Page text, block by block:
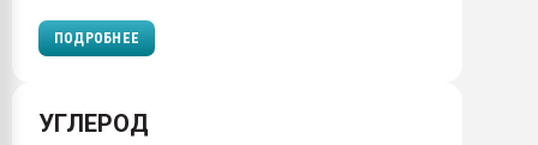
ПОДРОБНЕЕ
УГЛЕРОД